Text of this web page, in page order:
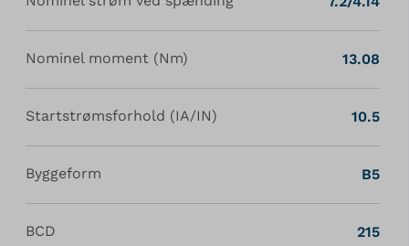
Nominel moment (Nm) 13.08
Startstrømsforhold (IA/IN) 10.5
Byggeform B5
BCD 215